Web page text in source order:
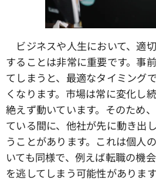
ビジネスや人生において、適
することは非常に重要です。事
てしまうと、最適なタイミング
くなります。市場は常に変化し
絶えず動いています。そのため
ている間に、他社が先に動き出
うことがあります。これは個人
いても同様で、例えば転職の機
を逃してしまう可能性があります